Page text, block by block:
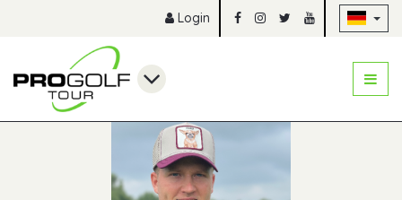
Login